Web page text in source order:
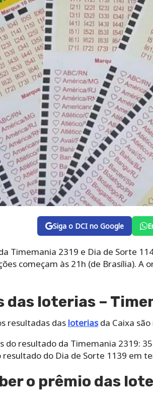
Siga o DCI no Google
Timemania 2319 e Dia de Sorte
começam às 21h (de Brasília).
das loterias –
resultadas das loteriasda Caixa são
do resultado da Timemania 2319:
resultado do Dia de Sorte 1139 em
o prêmio das